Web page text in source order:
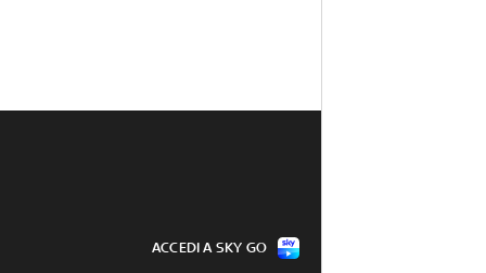
ACCEDI A SKY GO